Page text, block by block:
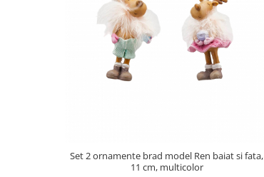
Set 2 ornamente brad model Ren baiat si fata,
11 cm, multicolor